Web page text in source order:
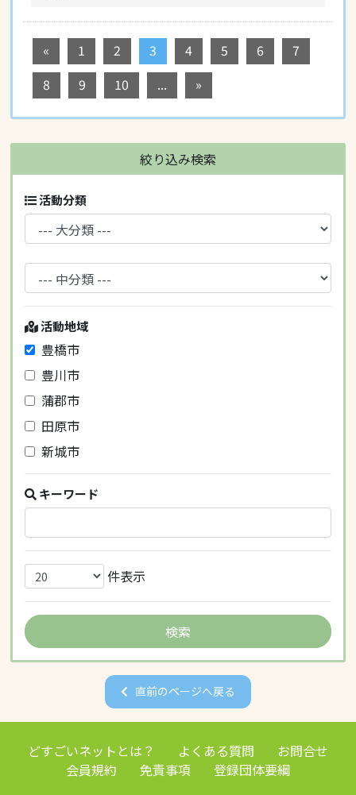
« 1 2 3 4 5 6
7
8
9 10 ... »
絞り込み検索
活動分類
活動地域
豊橋市
豊川市
蒲郡市
田原市
新城市
キーワード
件表示
直前のページへ戻る
どすごいネットとは？ よくある質問
お問合せ
会員規約
免責事項 登録団体要綱